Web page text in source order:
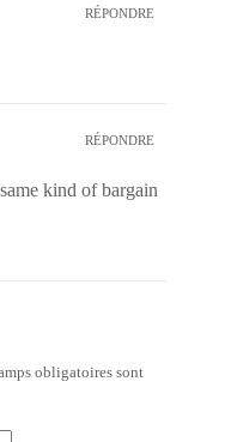
RÉPONDRE
RÉPONDRE
kind of bargain
obligatoires sont